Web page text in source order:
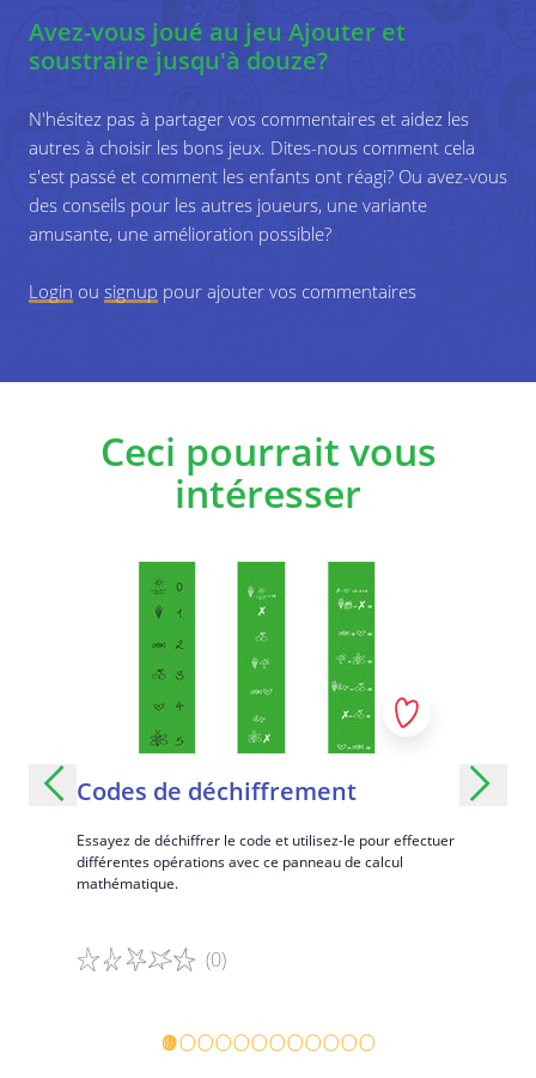
Réaliser le sens des sommes et des soustractions.
Avez-vous joué au jeu Ajouter et
soustraire jusqu'à douze?
N'hésitez pas à partager vos commentaires et aidez les
autres à choisir les bons jeux. Dites-nous comment cela
s'est passé et comment les enfants ont réagi? Ou avez-vous
des conseils pour les autres joueurs, une variante
amusante, une amélioration possible?
Login ou signup pour ajouter vos commentaires
Ceci pourrait vous
intéresser
Codes de déchiffrement
Essayez de déchiffrer le code et utilisez-le pour effectuer
différentes opérations avec ce panneau de calcul
mathématique.
(0)
Détails du jeu